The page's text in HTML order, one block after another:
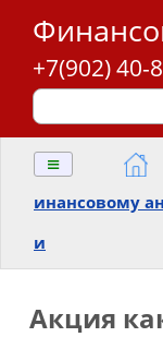
+7(902) 40-
≡
инансовому
и
Акция